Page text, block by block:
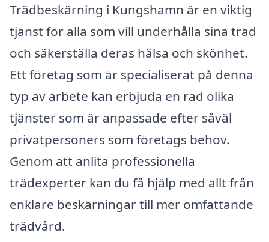
Trädbeskärning i Kungshamn är en viktig
tjänst för alla som vill underhålla sina träd
och säkerställa deras hälsa och skönhet.
Ett företag som är specialiserat på denna
typ av arbete kan erbjuda en rad olika
tjänster som är anpassade efter såväl
privatpersoners som företags behov.
Genom att anlita professionella
trädexperter kan du få hjälp med allt från
enklare beskärningar till mer omfattande
trädvård.